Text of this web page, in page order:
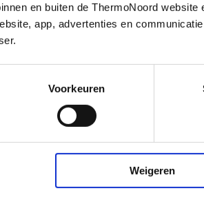
en buiten de ThermoNoord
app, advertenties en
Voorkeuren
Weigeren